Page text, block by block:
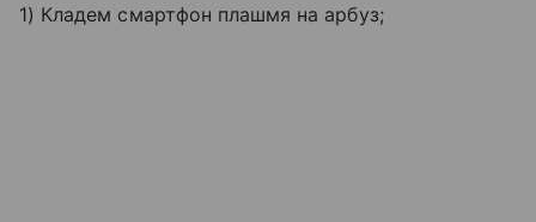
1) Кладем смартфон плашмя на арбуз;